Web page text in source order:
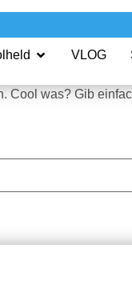
VLOG
Cool was? Gib